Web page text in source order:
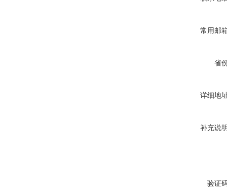
常用邮
省
详细地
补充说
验证